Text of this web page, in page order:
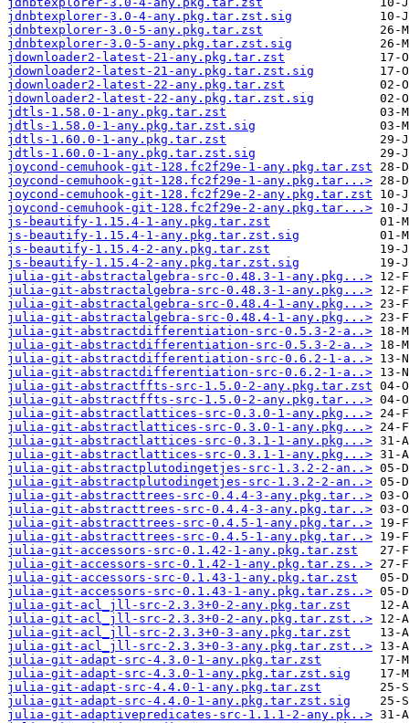
jdnbtexplorer-3.0-4-any.pkg.tar.zst.sig
jdnbtexplorer-3.0-5-any.pkg.tar.zst
jdnbtexplorer-3.0-5-any.pkg.tar.zst.sig
jdownloader2-latest-21-any.pkg.tar.zst
jdownloader2-latest-21-any.pkg.tar.zst.sig
jdownloader2-latest-22-any.pkg.tar.zst
jdownloader2-latest-22-any.pkg.tar.zst.sig
jdtls-1.58.0-1-any.pkg.tar.zst
jdtls-1.58.0-1-any.pkg.tar.zst.sig
jdtls-1.60.0-1-any.pkg.tar.zst
jdtls-1.60.0-1-any.pkg.tar.zst.sig
joycond-cemuhook-git-128.fc2f29e-1-any.pkg.tar.zst
joycond-cemuhook-git-128.fc2f29e-1-any.pkg.tar...>
joycond-cemuhook-git-128.fc2f29e-2-any.pkg.tar.zst
joycond-cemuhook-git-128.fc2f29e-2-any.pkg.tar...>
js-beautify-1.15.4-1-any.pkg.tar.zst
js-beautify-1.15.4-1-any.pkg.tar.zst.sig
js-beautify-1.15.4-2-any.pkg.tar.zst
js-beautify-1.15.4-2-any.pkg.tar.zst.sig
julia-git-abstractalgebra-src-0.48.3-1-any.pkg...>
julia-git-abstractalgebra-src-0.48.3-1-any.pkg...>
julia-git-abstractalgebra-src-0.48.4-1-any.pkg...>
julia-git-abstractalgebra-src-0.48.4-1-any.pkg...>
julia-git-abstractdifferentiation-src-0.5.3-2-a..>
julia-git-abstractdifferentiation-src-0.5.3-2-a..>
julia-git-abstractdifferentiation-src-0.6.2-1-a..>
julia-git-abstractdifferentiation-src-0.6.2-1-a..>
julia-git-abstractffts-src-1.5.0-2-any.pkg.tar.zst
julia-git-abstractffts-src-1.5.0-2-any.pkg.tar...>
julia-git-abstractlattices-src-0.3.0-1-any.pkg...>
julia-git-abstractlattices-src-0.3.0-1-any.pkg...>
julia-git-abstractlattices-src-0.3.1-1-any.pkg...>
julia-git-abstractlattices-src-0.3.1-1-any.pkg...>
julia-git-abstractplutodingetjes-src-1.3.2-2-an..>
julia-git-abstractplutodingetjes-src-1.3.2-2-an..>
julia-git-abstracttrees-src-0.4.4-3-any.pkg.tar..>
julia-git-abstracttrees-src-0.4.4-3-any.pkg.tar..>
julia-git-abstracttrees-src-0.4.5-1-any.pkg.tar..>
julia-git-abstracttrees-src-0.4.5-1-any.pkg.tar..>
julia-git-accessors-src-0.1.42-1-any.pkg.tar.zst
julia-git-accessors-src-0.1.42-1-any.pkg.tar.zs..>
julia-git-accessors-src-0.1.43-1-any.pkg.tar.zst
julia-git-accessors-src-0.1.43-1-any.pkg.tar.zs..>
julia-git-acl_jll-src-2.3.3+0-2-any.pkg.tar.zst
julia-git-acl_jll-src-2.3.3+0-2-any.pkg.tar.zst..>
julia-git-acl_jll-src-2.3.3+0-3-any.pkg.tar.zst
julia-git-acl_jll-src-2.3.3+0-3-any.pkg.tar.zst..>
julia-git-adapt-src-4.3.0-1-any.pkg.tar.zst
julia-git-adapt-src-4.3.0-1-any.pkg.tar.zst.sig
julia-git-adapt-src-4.4.0-1-any.pkg.tar.zst
julia-git-adapt-src-4.4.0-1-any.pkg.tar.zst.sig
julia-git-adaptivepredicates-src-1.1.1-2-any.pk..>